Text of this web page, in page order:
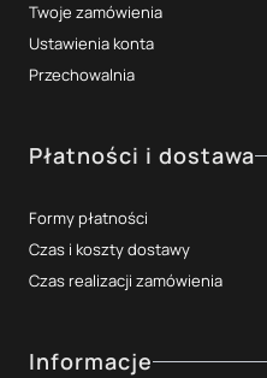
Twoje zamówienia
Ustawienia konta
Przechowalnia
Płatności i dostawa
Formy płatności
Czas i koszty dostawy
Czas realizacji zamówienia
Informacje